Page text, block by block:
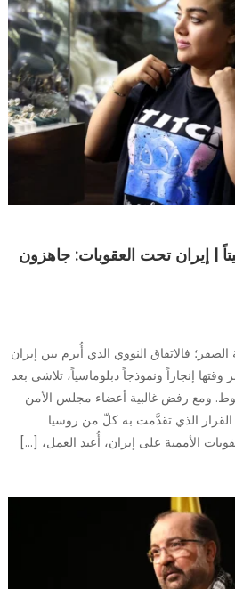
| إيران تحت العقوبات: جاهزون
فالاتفاق النووي الذي أُبرم بين إيران
عام 2015، واعتُبر وقتها إنجازاً ونموذجاً دبلوماسياً، تلاشى بعد
ومع رفض غالبية أعضاء مجلس الأمن
الذي تقدَّمت به كلّ من روسيا
الأممية على إيران، أُعيد العمل، […]